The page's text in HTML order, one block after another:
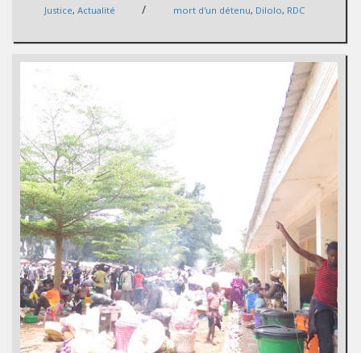
Justice, Actualité / mort d'un détenu, Dilolo, RDC